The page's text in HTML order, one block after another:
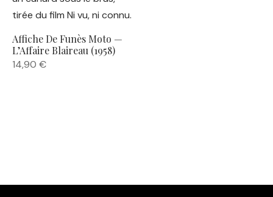
Affiche De Funès Moto —
L’Affaire Blaireau (1958)
14,90 €